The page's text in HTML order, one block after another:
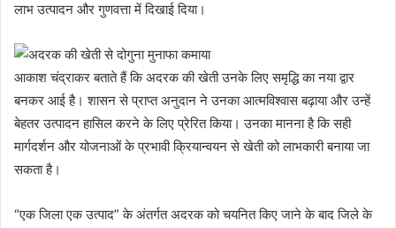
लाभ उत्पादन और गुणवत्ता में दिखाई दिया।
आकाश चंद्राकर बताते हैं कि अदरक की खेती उनके लिए समृद्धि का नया द्वार
बनकर आई है। शासन से प्राप्त अनुदान ने उनका आत्मविश्वास बढ़ाया और उन्हें
बेहतर उत्पादन हासिल करने के लिए प्रेरित किया। उनका मानना है कि सही
मार्गदर्शन और योजनाओं के प्रभावी क्रियान्वयन से खेती को लाभकारी बनाया जा
सकता है।
“एक जिला एक उत्पाद” के अंतर्गत अदरक को चयनित किए जाने के बाद जिले के